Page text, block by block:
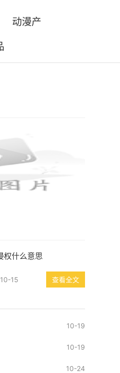
动漫产
权什么意思
15 查看全文
10-19
10-19
10-24